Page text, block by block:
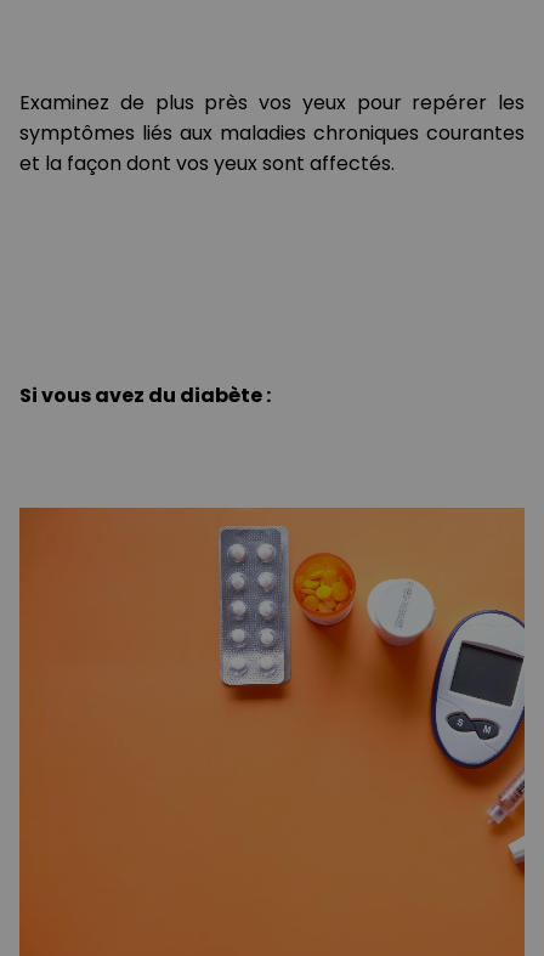
Examinez de plus près vos yeux pour repérer les
symptômes liés aux maladies chroniques courantes
et la façon dont vos yeux sont affectés.
Si vous avez du diabète :